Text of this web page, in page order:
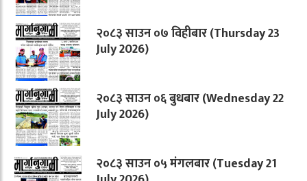
२०८३ साउन ०७ विहीबार (Thursday 23
July 2026)
२०८३ साउन ०६ बुधबार (Wednesday 22
July 2026)
२०८३ साउन ०५ मंगलबार (Tuesday 21